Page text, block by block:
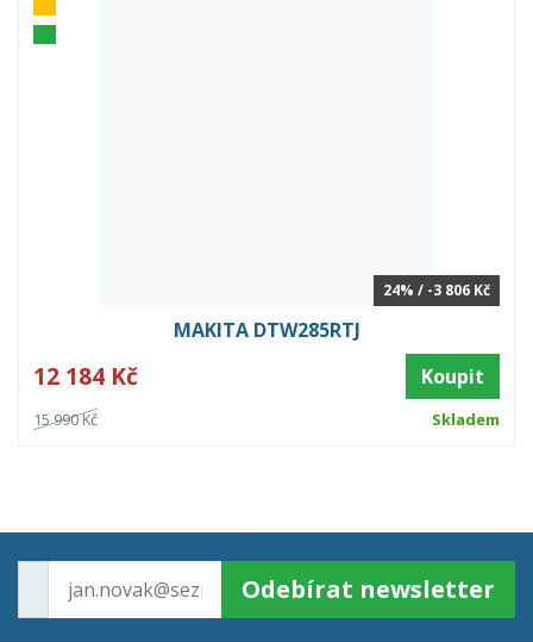
24% / -3 806 Kč
MAKITA DTW285RTJ
12 184 Kč Koupit
15 990 Kč Skladem
Odebírat newsletter